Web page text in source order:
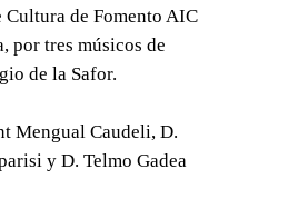
Cultura de Fomento AIC
por tres músicos de
de la Safor.
Mengual Caudeli, D.
y D. Telmo Gadea